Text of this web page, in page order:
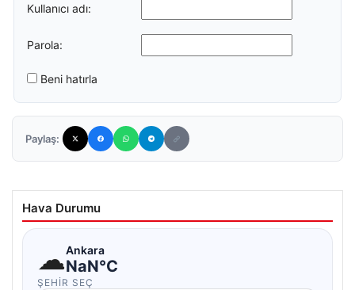
Kullanıcı adı:
Parola:
Beni hatırla
Paylaş:
Hava Durumu
☁Ankara
NaN°C
ŞEHIR SEÇ